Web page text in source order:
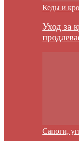
Кеды и
Уход за
Сапоги,